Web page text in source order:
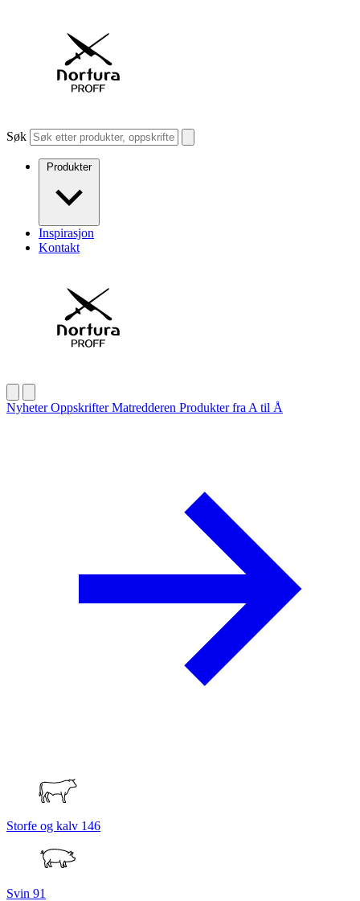
Søk
Produkter
Inspirasjon
Kontakt
NyheterOppskrifterMatredderen Produkter fra A til Å
Storfe og kalv 146
Svin 91